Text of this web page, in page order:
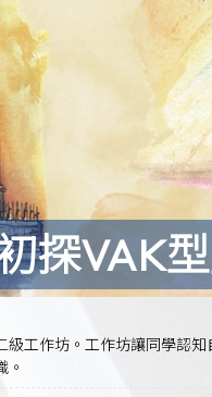
探VAK
工作坊。工作坊讓同學認
。